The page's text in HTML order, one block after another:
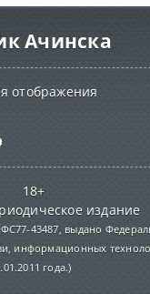
Ачинска
отображения
18+
издание
43487, выдано
информационных
года.)